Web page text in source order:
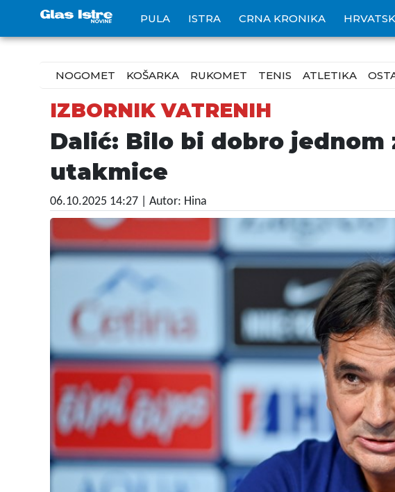
PULA ISTRA CRNA KRONIKA
NOGOMET KOŠARKA RUKOMET TENIS ATLETIKA
IZBORNIK VATRENIH
Dalić: Bilo bi dobro
utakmice
06.10.2025 14:27 | Autor: Hina